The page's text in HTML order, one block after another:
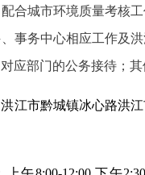
合城市环境质量考核
事务中心相应工作及洪
应部门的公务接待；其
江市黔城镇冰心路洪